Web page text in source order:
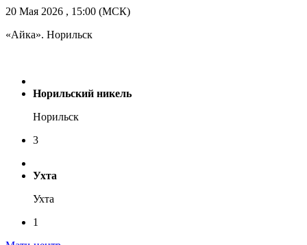
20 Мая 2026 , 15:00 (МСК)
«Айка». Норильск
Норильский никель
Норильск
3
Ухта
Ухта
1